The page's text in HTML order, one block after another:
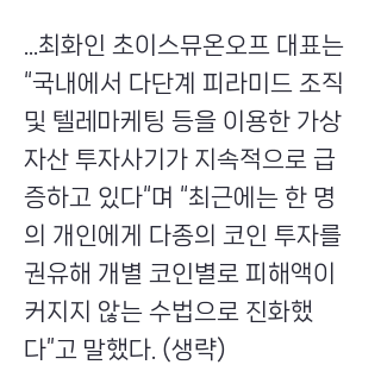
...최화인 초이스뮤온오프 대표는
“국내에서 다단계 피라미드 조직
및 텔레마케팅 등을 이용한 가상
자산 투자사기가 지속적으로 급
증하고 있다“며 “최근에는 한 명
의 개인에게 다종의 코인 투자를
권유해 개별 코인별로 피해액이
커지지 않는 수법으로 진화했
다”고 말했다. (생략)